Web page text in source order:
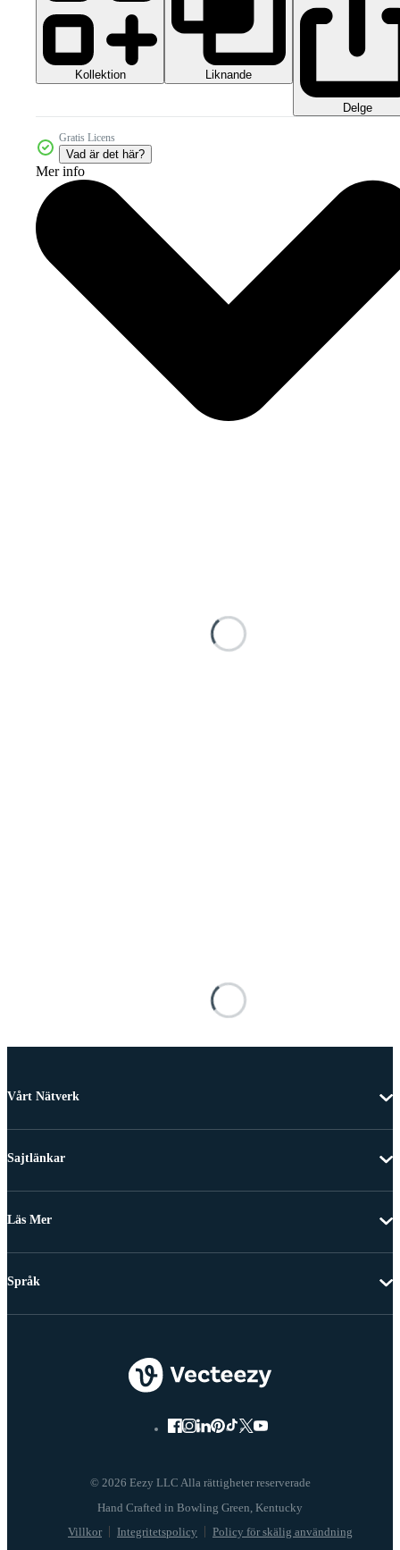
Kollektion Liknande
Delge
Gratis Licens
Vad är det här?
Mer info
Vårt Nätverk
Sajtlänkar
Läs Mer
© 2026 Eezy LLC Alla rättigheter reserverade
Villkor Integritetspolicy Policy för skälig användning
Språk